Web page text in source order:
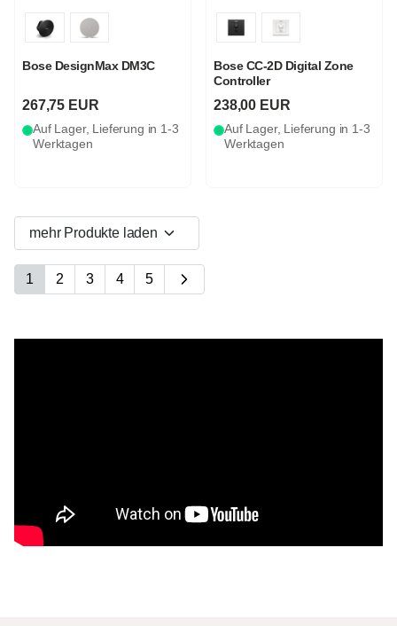
Bose DesignMax DM3C
267,75 EUR
Auf Lager, Lieferung in 1-3
Werktagen
Bose CC-2D Digital Zone
Controller
238,00 EUR
Auf Lager, Lieferung in 1-3
Werktagen
mehr Produkte laden
1 2 3 4 5